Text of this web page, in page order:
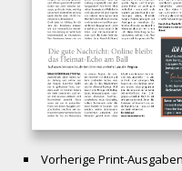
Vorherige Print-